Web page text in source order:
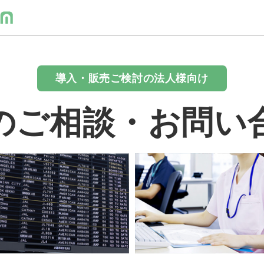
導入・販売ご検討の法人様向け
ご相談・お問い